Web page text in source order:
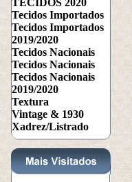
TECIDOS 2020
Tecidos Importados
Tecidos Importados
2019/2020
Tecidos Nacionais
Tecidos Nacionais
Tecidos Nacionais
2019/2020
Textura
Vintage & 1930
Xadrez/Listrado